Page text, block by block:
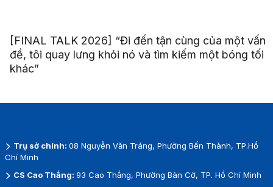
[FINAL TALK 2026] “Đi đến tận cùng của một vấn
đề, tôi quay lưng khỏi nó và tìm kiếm một bóng tối
khác”
Trụ sở chính: 08 Nguyễn Văn Tráng, Phường Bến Thành, TP.Hồ
Chí Minh
CS Cao Thắng: 93 Cao Thắng, Phường Bàn Cờ, TP. Hồ Chí Minh